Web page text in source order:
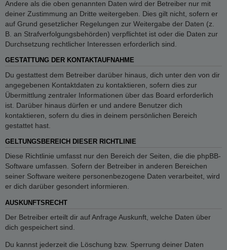
Andere als die oben genannten Daten wird der Betreiber nur mit
deiner Zustimmung an Dritte weitergeben. Dies gilt nicht, sofern er
auf Grund gesetzlicher Regelungen zur Weitergabe der Daten (z.
B. an Strafverfolgungsbehörden) verpflichtet ist oder die Daten zur
Durchsetzung rechtlicher Interessen erforderlich sind.
GESTATTUNG DER KONTAKTAUFNAHME
Du gestattest dem Betreiber darüber hinaus, dich unter den von dir
angegebenen Kontaktdaten zu kontaktieren, sofern dies zur
Übermittlung zentraler Informationen über das Board erforderlich
ist. Darüber hinaus dürfen er und andere Benutzer dich
kontaktieren, sofern du dies in deinem persönlichen Bereich
gestattet hast.
GELTUNGSBEREICH DIESER RICHTLINIE
Diese Richtlinie umfasst nur den Bereich der Seiten, die die phpBB-
Software umfassen. Sofern der Betreiber in anderen Bereichen
seiner Software weitere personenbezogene Daten verarbeitet, wird
er dich darüber gesondert informieren.
AUSKUNFTSRECHT
Der Betreiber erteilt dir auf Anfrage Auskunft, welche Daten über
dich gespeichert sind.
Du kannst jederzeit die Löschung bzw. Sperrung deiner Daten